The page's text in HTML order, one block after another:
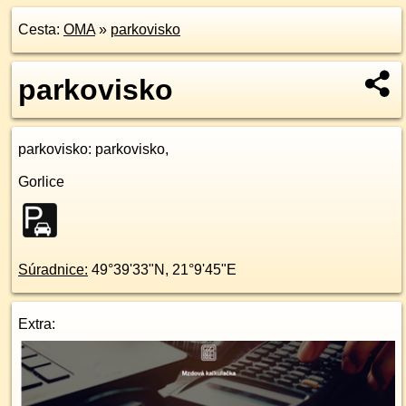
Cesta: OMA» parkovisko
parkovisko
parkovisko: parkovisko,
Gorlice
Súradnice: 49°39'33"N , 21°9'45"E
Extra: